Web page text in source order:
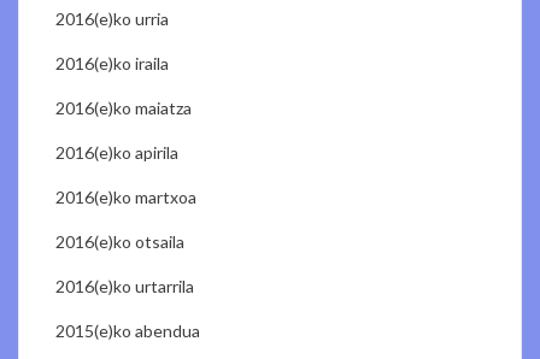
2016(e)ko urria
2016(e)ko iraila
2016(e)ko maiatza
2016(e)ko apirila
2016(e)ko martxoa
2016(e)ko otsaila
2016(e)ko urtarrila
2015(e)ko abendua